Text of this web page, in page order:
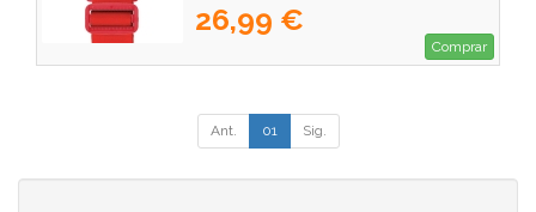
26,99 €
Comprar
Ant. 01 Sig.